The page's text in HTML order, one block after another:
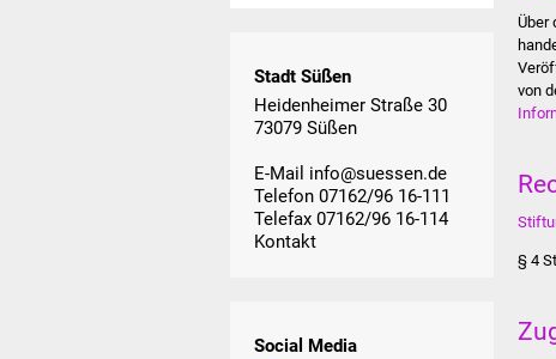
Stadt Süßen
Heidenheimer Straße 30
73079 Süßen
E-Mail info@suessen.de
Telefon 07162/96 16-111
Telefax 07162/96 16-114
Kontakt
Social Media
Über
von
§ 4